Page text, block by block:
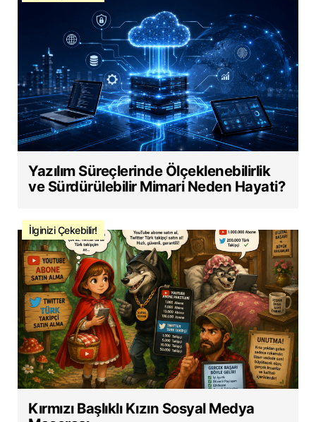
Yazılım Süreçlerinde Ölçeklenebilirlik
ve Sürdürülebilir Mimari Neden Hayati?
İlginizi Çekebilir!
Kırmızı Başlıklı Kızın Sosyal Medya